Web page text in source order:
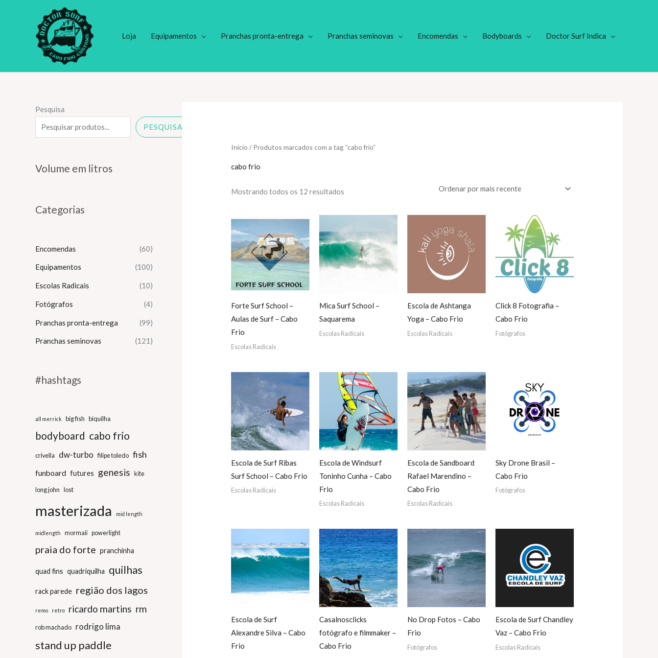
Loja Equipamentos Pranchas pronta-entrega Pranchas seminovas Encomendas Bodyboards Doctor Surf Indica
Pesquisa
PESQUISA
Volume em litros
Categorias
Encomendas (60)
Equipamentos (100)
Escolas Radicais (10)
Fotógrafos (4)
Pranchas pronta-entrega (99)
Pranchas seminovas (121)
#hashtags
all merrick big fish biquilha
bodyboard cabo frio
crivella dw-turbo filipe toledo fish
funboard futures genesis kite
long john lost
masterizada mid length
midlength mormaii powerlight
praia do forte pranchinha
quad fins quadriquilha quilhas
rack parede região dos lagos
remo retro ricardo martins rm
rob machado rodrigo lima
stand up paddle
Início / Produtos marcados com a tag “cabo frio”
cabo frio
Mostrando todos os 12 resultados
recente
Forte Surf School –
Aulas de Surf – Cabo
Frio
Escolas Radicais
Mica Surf School –
Saquarema
Escolas Radicais
Escola de Ashtanga
Yoga – Cabo Frio
Escolas Radicais
Click 8 Fotografia –
Cabo Frio
Fotógrafos
Escola de Surf Ribas
Surf School – Cabo Frio
Escolas Radicais
Escola de Windsurf
Toninho Cunha – Cabo
Frio
Escolas Radicais
Escola de Sandboard
Rafael Marendino –
Cabo Frio
Escolas Radicais
Sky Drone Brasil –
Cabo Frio
Fotógrafos
Escola de Surf
Alexandre Silva – Cabo
Frio
Casalnosclicks
fotógrafo e filmmaker –
Cabo Frio
No Drop Fotos – Cabo
Frio
Fotógrafos
Escola de Surf Chandley
Vaz – Cabo Frio
Escolas Radicais